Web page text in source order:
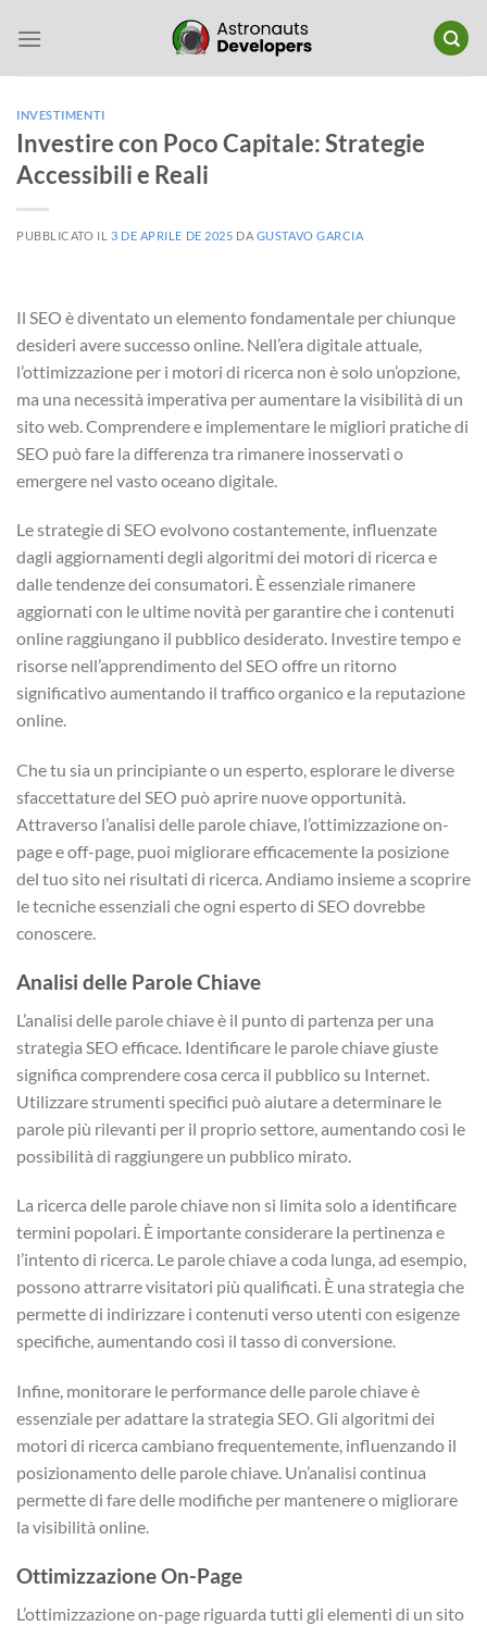
INVESTIMENTI
Investire con Poco Capitale: Strategie
Accessibili e Reali
PUBBLICATO IL 3 DE APRILE DE 2025 DA GUSTAVO GARCIA
Il SEO è diventato un elemento fondamentale per chiunque
desideri avere successo online. Nell’era digitale attuale,
l’ottimizzazione per i motori di ricerca non è solo un’opzione,
ma una necessità imperativa per aumentare la visibilità di un
sito web. Comprendere e implementare le migliori pratiche di
SEO può fare la differenza tra rimanere inosservati o
emergere nel vasto oceano digitale.
Le strategie di SEO evolvono costantemente, influenzate
dagli aggiornamenti degli algoritmi dei motori di ricerca e
dalle tendenze dei consumatori. È essenziale rimanere
aggiornati con le ultime novità per garantire che i contenuti
online raggiungano il pubblico desiderato. Investire tempo e
risorse nell’apprendimento del SEO offre un ritorno
significativo aumentando il traffico organico e la reputazione
online.
Che tu sia un principiante o un esperto, esplorare le diverse
sfaccettature del SEO può aprire nuove opportunità.
Attraverso l’analisi delle parole chiave, l’ottimizzazione on-
page e off-page, puoi migliorare efficacemente la posizione
del tuo sito nei risultati di ricerca. Andiamo insieme a scoprire
le tecniche essenziali che ogni esperto di SEO dovrebbe
conoscere.
Analisi delle Parole Chiave
L’analisi delle parole chiave è il punto di partenza per una
strategia SEO efficace. Identificare le parole chiave giuste
significa comprendere cosa cerca il pubblico su Internet.
Utilizzare strumenti specifici può aiutare a determinare le
parole più rilevanti per il proprio settore, aumentando così le
possibilità di raggiungere un pubblico mirato.
La ricerca delle parole chiave non si limita solo a identificare
termini popolari. È importante considerare la pertinenza e
l’intento di ricerca. Le parole chiave a coda lunga, ad esempio,
possono attrarre visitatori più qualificati. È una strategia che
permette di indirizzare i contenuti verso utenti con esigenze
specifiche, aumentando così il tasso di conversione.
Infine, monitorare le performance delle parole chiave è
essenziale per adattare la strategia SEO. Gli algoritmi dei
motori di ricerca cambiano frequentemente, influenzando il
posizionamento delle parole chiave. Un’analisi continua
permette di fare delle modifiche per mantenere o migliorare
la visibilità online.
Ottimizzazione On-Page
L’ottimizzazione on-page riguarda tutti gli elementi di un sito